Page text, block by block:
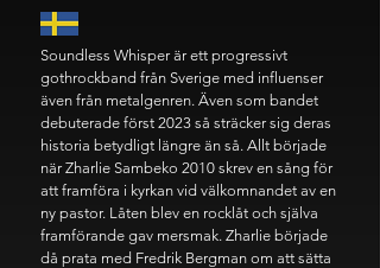
Soundless Whisper är ett progressivt
gothrockband från Sverige med influenser
även från metalgenren. Även som bandet
debuterade först 2023 så sträcker sig deras
historia betydligt längre än så. Allt började
när Zharlie Sambeko 2010 skrev en sång för
att framföra i kyrkan vid välkomnandet av en
ny pastor. Låten blev en rocklåt och själva
framförande gav mersmak. Zharlie började
då prata med Fredrik Bergman om att sätta